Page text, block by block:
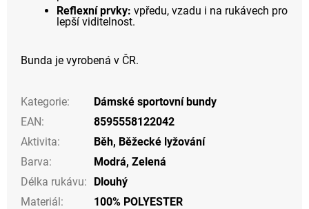
Reflexní prvky: vpředu, vzadu i na rukávech pro
lepší viditelnost.
Bunda je vyrobená v ČR.
Kategorie:
Dámské sportovní bundy
EAN:
8595558122042
Aktivita: Běh, Běžecké lyžování
Barva: Modrá, Zelená
Délka rukávu:
Dlouhý
Materiál: 100% POLYESTER